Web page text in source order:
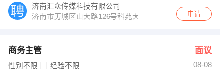
济南汇众传媒科技有限公司
济南市历城区山大路126号科苑大厦15楼
申请
商务主管 面议
性别不限 经验不限
08-08